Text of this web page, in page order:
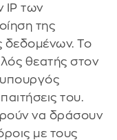
IP των
της
δεδομένων. Το
θεατής στον
του.
να δράσουν
με τους